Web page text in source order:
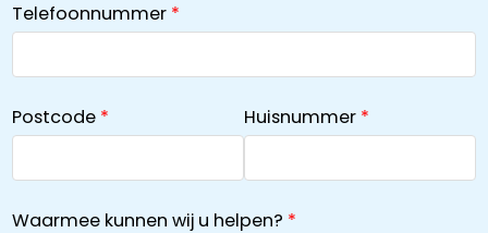
Telefoonnummer
Postcode Huisnummer
Waarmee kunnen wij u helpen?